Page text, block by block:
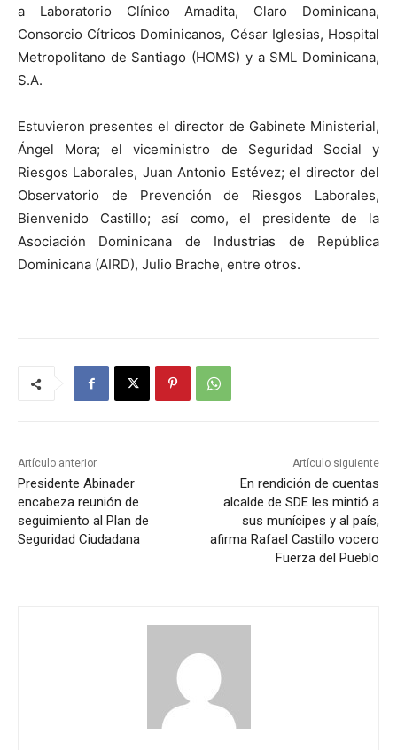
a Laboratorio Clínico Amadita, Claro Dominicana,
Consorcio Cítricos Dominicanos, César Iglesias, Hospital
Metropolitano de Santiago (HOMS) y a SML Dominicana,
S.A.
Estuvieron presentes el director de Gabinete Ministerial,
Ángel Mora; el viceministro de Seguridad Social y
Riesgos Laborales, Juan Antonio Estévez; el director del
Observatorio de Prevención de Riesgos Laborales,
Bienvenido Castillo; así como, el presidente de la
Asociación Dominicana de Industrias de República
Dominicana (AIRD), Julio Brache, entre otros.
Artículo anterior
Presidente Abinader
encabeza reunión de
seguimiento al Plan de
Seguridad Ciudadana
Artículo siguiente
En rendición de cuentas
alcalde de SDE les mintió a
sus munícipes y al país,
afirma Rafael Castillo vocero
Fuerza del Pueblo